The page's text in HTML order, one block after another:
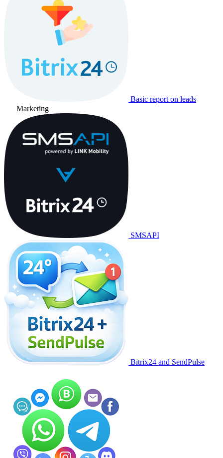
Basic report on leads
Marketing
SMSAPI
Bitrix24 and SendPulse